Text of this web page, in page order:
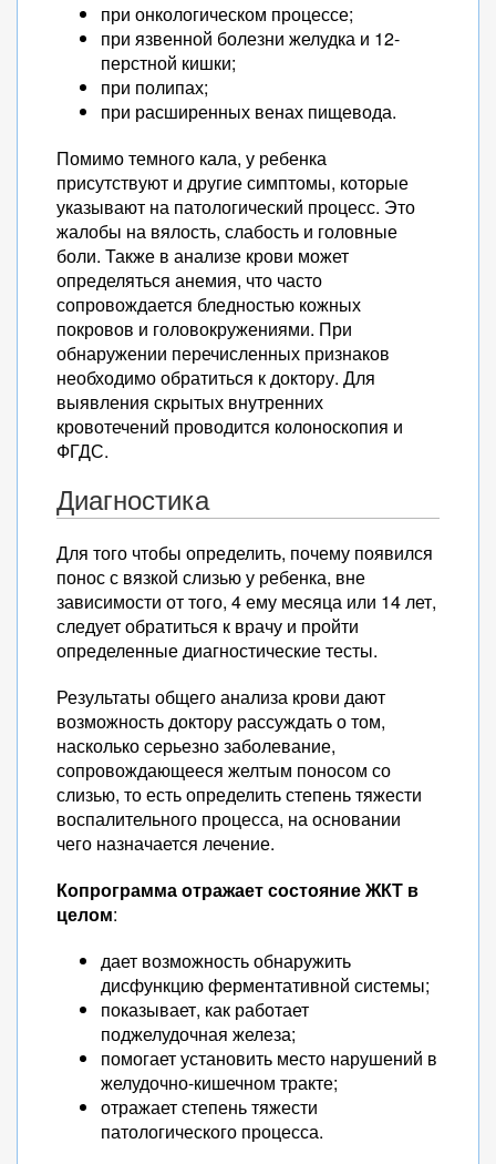
при онкологическом процессе;
при язвенной болезни желудка и 12-
перстной кишки;
при полипах;
при расширенных венах пищевода.
Помимо темного кала, у ребенка
присутствуют и другие симптомы, которые
указывают на патологический процесс. Это
жалобы на вялость, слабость и головные
боли. Также в анализе крови может
определяться анемия, что часто
сопровождается бледностью кожных
покровов и головокружениями. При
обнаружении перечисленных признаков
необходимо обратиться к доктору. Для
выявления скрытых внутренних
кровотечений проводится колоноскопия и
ФГДС.
Диагностика
Для того чтобы определить, почему появился
понос с вязкой слизью у ребенка, вне
зависимости от того, 4 ему месяца или 14 лет,
следует обратиться к врачу и пройти
определенные диагностические тесты.
Результаты общего анализа крови дают
возможность доктору рассуждать о том,
насколько серьезно заболевание,
сопровождающееся желтым поносом со
слизью, то есть определить степень тяжести
воспалительного процесса, на основании
чего назначается лечение.
Копрограмма отражает состояние ЖКТ в
целом:
дает возможность обнаружить
дисфункцию ферментативной системы;
показывает, как работает
поджелудочная железа;
помогает установить место нарушений в
желудочно-кишечном тракте;
отражает степень тяжести
патологического процесса.